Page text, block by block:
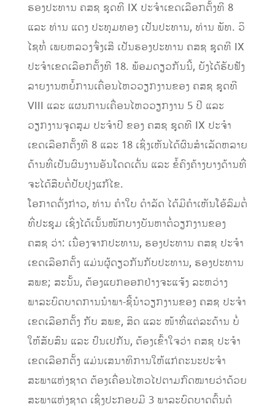
ຮອງປະທານ ຄສຊ ຊຸດທີ IX ປະຈຳເຂດເລືອກຕັ້ງທີ 8
ແລະ ທ່ານ ແດງ ປະທຸມທອງ ເປັນປະທານ, ທ່ານ ພັທ. ວິ
ໄຊທໍ່ ເພຍຫລວງຈົ່ງເສີ ເປັນຮອງປະທານ ຄສຊ ຊຸດທີ IX
ປະຈຳເຂດເລືອກຕັ້ງທີ 18. ພ້ອມດຽວກັນນີ້, ຍັງໄດ້ຮັບຟັງ
ລາຍງານຫຍໍ້ການເຄື່ອນໄຫວວຽກງານຂອງ ຄສຊ ຊຸດທີ
VIII ແລະ ແຜນການເຄື່ອນໄຫວວຽກງານ 5 ປີ ແລະ
ວຽກງານຈຸດສຸມ ປະຈໍາປີ ຂອງ ຄສຊ ຊຸດທີ IX ປະຈຳ
ເຂດເລືອກຕັ້ງທີ 8 ແລະ 18 ເຊິ່ງເຫັນໄດ້ຜົນສຳເລັດຫລາຍ
ດ້ານທີ່ເປັນຜົນງານອັນໂດດເດັ່ນ ແລະ ຂໍ້ຄົງຄ້າງບາງດ້ານທີ່
ຈະໄດ້ສືບຕໍ່ປັບປຸງແກ້ໄຂ.
ໂອກາດດັ່ງກ່າວ, ທ່ານ ຄຳໃບ ດຳລັດ ໄດ້ມີຄຳເຫັນໂອ້ລົມຕໍ່
ທີ່ປະຊຸມ ເຊິ່ງໄດ້ເນັ້ນໜັກບາງບັນຫາຕໍ່ວຽກງານຂອງ
ຄສຊ ວ່າ: ເນື່ອງຈາກປະທານ, ຮອງປະທານ ຄສຊ ປະຈຳ
ເຂດເລືອກຕັ້ງ ແມ່ນຜູ້ດຽວກັນກັບປະທານ, ຮອງປະທານ
ສພຂ; ສະນັ້ນ, ຕ້ອງແຍກອອກຢ່າງຈະແຈ້ງ ລະຫວ່າງ
ພາລະບົດບາດການນໍາພາ-ຊີ້ນຳວຽກງານຂອງ ຄສຊ ປະຈໍາ
ເຂດເລືອກຕັ້ງ ກັບ ສພຂ, ສິດ ແລະ ໜ້າທີ່ແຕ່ລະດ້ານ ບໍ່
ໃຫ້ສັບສົນ ແລະ ປົນເປກັນ, ຕ້ອງເຂົ້າໃຈວ່າ ຄສຊ ປະຈໍາ
ເຂດເລືອກຕັ້ງ ແມ່ນເສນາທິການໃຫ້ແກ່ຄະນະປະຈຳ
ສະພາແຫ່ງຊາດ ຕ້ອງເຄື່ອນໄຫວໄປຕາມກົດໝາຍວ່າດ້ວຍ
ສະພາແຫ່ງຊາດ ເຊິ່ງປະກອບມີ 3 ພາລະບົດບາດຕົ້ນຕໍ